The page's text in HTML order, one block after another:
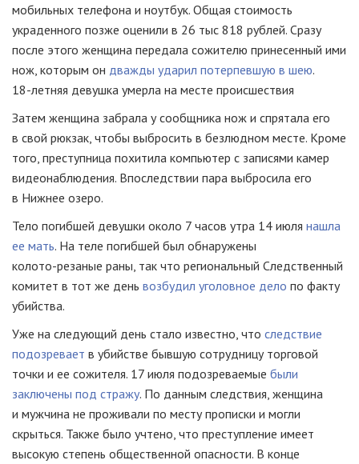
мобильных телефона и ноутбук. Общая стоимость
украденного позже оценили в 26 тыс 818 рублей. Сразу
после этого женщина передала сожителю принесенный ими
нож, которым он дважды ударил потерпевшую в шею.
18-летняя девушка умерла на месте происшествия
Затем женщина забрала у сообщника нож и спрятала его
в свой рюкзак, чтобы выбросить в безлюдном месте. Кроме
того, преступница похитила компьютер с записями камер
видеонаблюдения. Впоследствии пара выбросила его
в Нижнее озеро.
Тело погибшей девушки около 7 часов утра 14 июля нашла
ее мать. На теле погибшей был обнаружены
колото-резаные раны, так что региональный Следственный
комитет в тот же день возбудил уголовное дело по факту
убийства.
Уже на следующий день стало известно, что следствие
подозревает в убийстве бывшую сотрудницу торговой
точки и ее сожителя. 17 июля подозреваемые были
заключены под стражу. По данным следствия, женщина
и мужчина не проживали по месту прописки и могли
скрыться. Также было учтено, что преступление имеет
высокую степень общественной опасности. В конце